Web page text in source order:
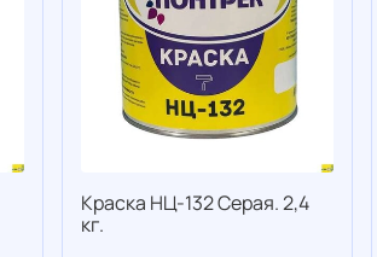
Краска НЦ-132 Серая. 2,4
кг.